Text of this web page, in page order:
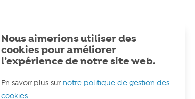
Nous aimerions utiliser des
cookies pour améliorer
l’expérience de notre site web.
En savoir plus surnotre politique de gestion des
cookies